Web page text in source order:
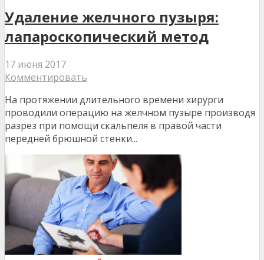
Удаление желчного пузыря:
лапароскопический метод
17 июня 2017
Комментировать
На протяжении длительного времени хирурги
проводили операцию на желчном пузыре производя
разрез при помощи скальпеля в правой части
передней брюшной стенки...